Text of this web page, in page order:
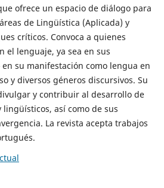
ofrece un espacio de diálogo para
de Lingüística (Aplicada) y
críticos. Convoca a quienes
el lenguaje, ya sea en sus
su manifestación como lengua en
y diversos géneros discursivos. Su
y contribuir al desarrollo de
así como de sus
La revista acepta trabajos